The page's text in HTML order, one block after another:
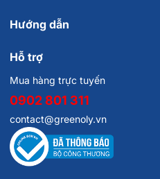
Hướng dẫn
Hỗ trợ
Mua hàng trực tuyến
0902 801 311
contact@greenoly.vn